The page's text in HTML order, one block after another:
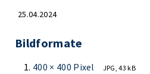
25.04.2024
Bildformate
400 × 400 Pixel JPG, 43 kB